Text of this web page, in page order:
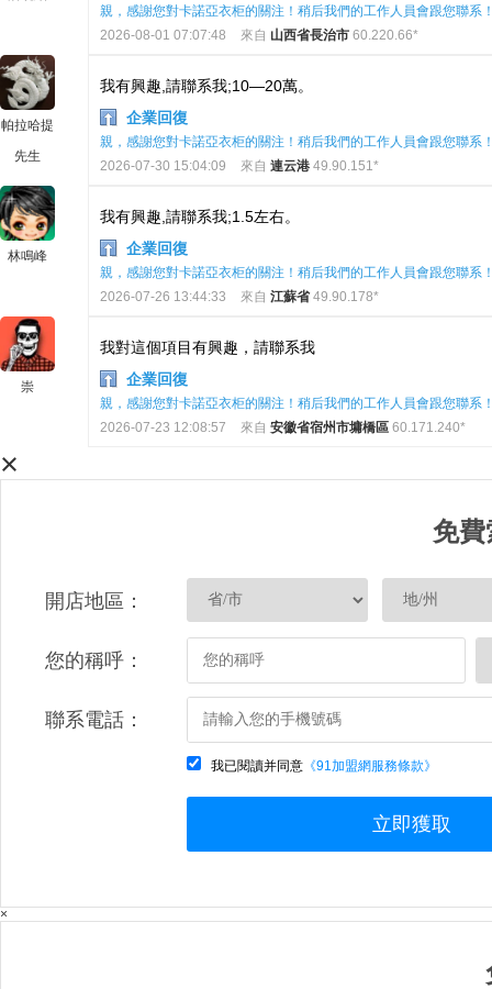
親，感謝您對卡諾亞衣柜的關注！稍后我們的工作人員會跟您聯系
2026-08-01 07:07:48
來自 山西省長治市 60.220.66*
帕拉哈提
先生
我有興趣,請聯系我;10—20萬。
企業回復
親，感謝您對卡諾亞衣柜的關注！稍后我們的工作人員會跟您聯系
2026-07-30 15:04:09
來自 連云港 49.90.151*
林鳴峰
我有興趣,請聯系我;1.5左右。
企業回復
親，感謝您對卡諾亞衣柜的關注！稍后我們的工作人員會跟您聯系
2026-07-26 13:44:33
來自 江蘇省49.90.178*
崇
我對這個項目有興趣，請聯系我
企業回復
親，感謝您對卡諾亞衣柜的關注！稍后我們的工作人員會跟您聯系
2026-07-23 12:08:57
來自 安徽省宿州市墉橋區 60.171.240*
×
免費
開店地區：
您的稱呼：
聯系電話：
我已閱讀并同意 《91加盟網服務條款》
立即獲取
×